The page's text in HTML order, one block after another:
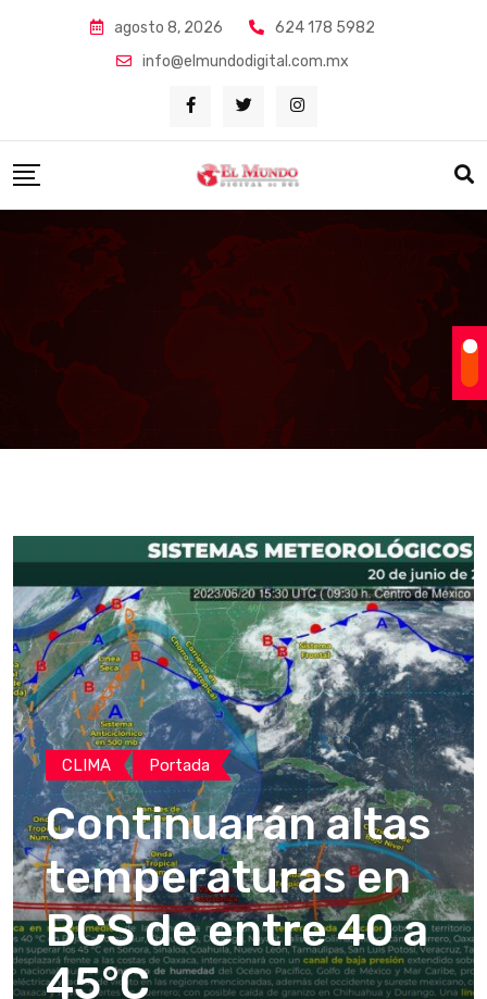
agosto 8, 2026
624 178 5982
info@elmundodigital.com.mx
CLIMA Portada
Continuarán altas
temperaturas en
BCS de entre 40 a
45°C